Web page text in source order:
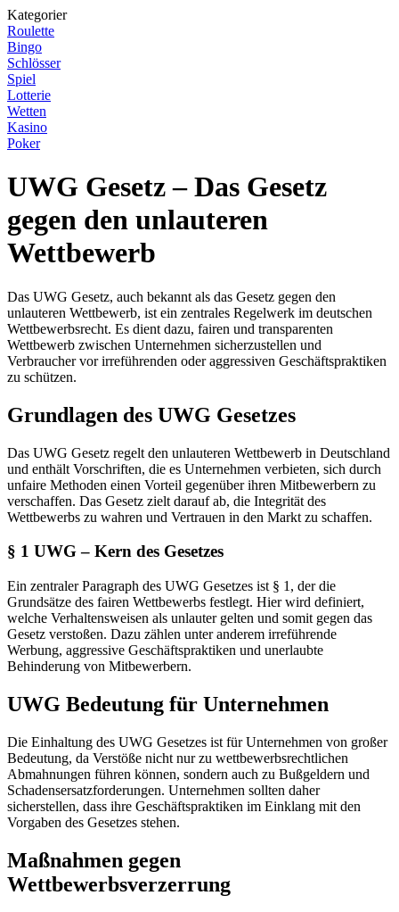
Kategorier
Roulette
Bingo
Schlösser
Spiel
Lotterie
Wetten
Kasino
Poker
UWG Gesetz – Das Gesetz
gegen den unlauteren
Wettbewerb
Das UWG Gesetz, auch bekannt als das Gesetz gegen den
unlauteren Wettbewerb, ist ein zentrales Regelwerk im deutschen
Wettbewerbsrecht. Es dient dazu, fairen und transparenten
Wettbewerb zwischen Unternehmen sicherzustellen und
Verbraucher vor irreführenden oder aggressiven Geschäftspraktiken
zu schützen.
Grundlagen des UWG Gesetzes
Das UWG Gesetz regelt den unlauteren Wettbewerb in Deutschland
und enthält Vorschriften, die es Unternehmen verbieten, sich durch
unfaire Methoden einen Vorteil gegenüber ihren Mitbewerbern zu
verschaffen. Das Gesetz zielt darauf ab, die Integrität des
Wettbewerbs zu wahren und Vertrauen in den Markt zu schaffen.
§ 1 UWG – Kern des Gesetzes
Ein zentraler Paragraph des UWG Gesetzes ist § 1, der die
Grundsätze des fairen Wettbewerbs festlegt. Hier wird definiert,
welche Verhaltensweisen als unlauter gelten und somit gegen das
Gesetz verstoßen. Dazu zählen unter anderem irreführende
Werbung, aggressive Geschäftspraktiken und unerlaubte
Behinderung von Mitbewerbern.
UWG Bedeutung für Unternehmen
Die Einhaltung des UWG Gesetzes ist für Unternehmen von großer
Bedeutung, da Verstöße nicht nur zu wettbewerbsrechtlichen
Abmahnungen führen können, sondern auch zu Bußgeldern und
Schadensersatzforderungen. Unternehmen sollten daher
sicherstellen, dass ihre Geschäftspraktiken im Einklang mit den
Vorgaben des Gesetzes stehen.
Maßnahmen gegen
Wettbewerbsverzerrung